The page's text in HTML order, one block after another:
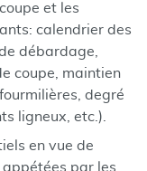
et les
calendrier des
débardage,
coupe, maintien
degré
ligneux, etc.).
en vue de
par les